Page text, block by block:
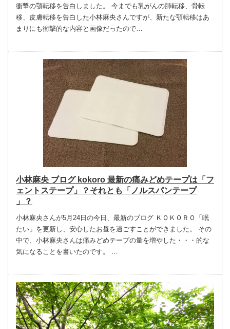
衝撃の顎転移を告白しました。 今までも乳がんの肺転移、骨転
移、皮膚転移を告白した小林麻央さんですが、新たな顎転移はあ
まりにも衝撃的な内容と画像だったので…
小林麻央 ブログ kokoro 最新の痛みどめテープは「フ
ェントステープ」？それとも「ノルスパンテープ
」？
小林麻央さんが5月24日の今日、最新のブログ ＫＯＫＯＲＯ「眠
たい」を更新し、安心したお昼を過ごすことができました。 その
中で、小林麻央さんは痛みどめテープの量を増やした・・・的な
気になることを書いたのです。 …